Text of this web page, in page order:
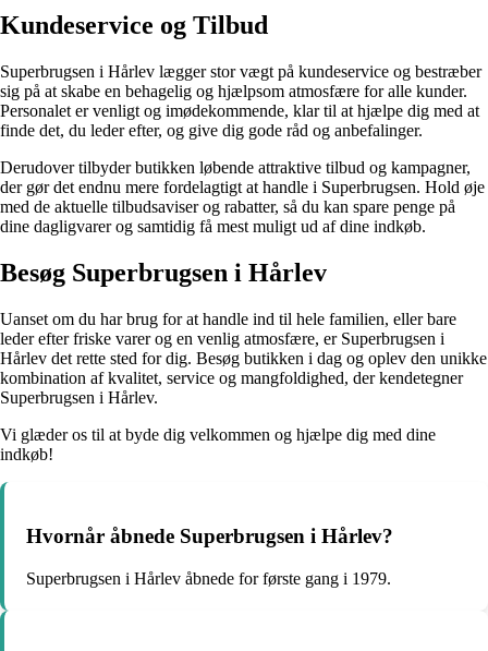
Kundeservice og Tilbud
Superbrugsen i Hårlev lægger stor vægt på kundeservice og bestræber
sig på at skabe en behagelig og hjælpsom atmosfære for alle kunder.
Personalet er venligt og imødekommende, klar til at hjælpe dig med at
finde det, du leder efter, og give dig gode råd og anbefalinger.
Derudover tilbyder butikken løbende attraktive tilbud og kampagner,
der gør det endnu mere fordelagtigt at handle i Superbrugsen. Hold øje
med de aktuelle tilbudsaviser og rabatter, så du kan spare penge på
dine dagligvarer og samtidig få mest muligt ud af dine indkøb.
Besøg Superbrugsen i Hårlev
Uanset om du har brug for at handle ind til hele familien, eller bare
leder efter friske varer og en venlig atmosfære, er Superbrugsen i
Hårlev det rette sted for dig. Besøg butikken i dag og oplev den unikke
kombination af kvalitet, service og mangfoldighed, der kendetegner
Superbrugsen i Hårlev.
Vi glæder os til at byde dig velkommen og hjælpe dig med dine
indkøb!
Hvornår åbnede Superbrugsen i Hårlev?
Superbrugsen i Hårlev åbnede for første gang i 1979.